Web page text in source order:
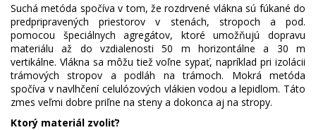
Suchá metóda spočíva v tom, že rozdrvené vlákna sú fúkané do
predpripravených priestorov v stenách, stropoch a pod.
pomocou špeciálnych agregátov, ktoré umožňujú dopravu
materiálu až do vzdialenosti 50 m horizontálne a 30 m
vertikálne. Vlákna sa môžu tiež voľne sypať, napríklad pri izolácii
trámových stropov a podláh na trámoch. Mokrá metóda
spočíva v navlhčení celulózových vlákien vodou a lepidlom. Táto
zmes veľmi dobre priľne na steny a dokonca aj na stropy.
Ktorý materiál zvoliť?